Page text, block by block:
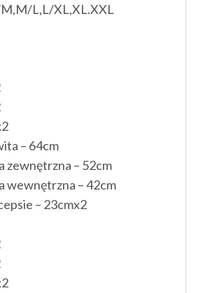
L,L/XL,XL.XXL
– 64cm
zewnętrzna – 52cm
wewnętrzna – 42cm
– 23cmx2